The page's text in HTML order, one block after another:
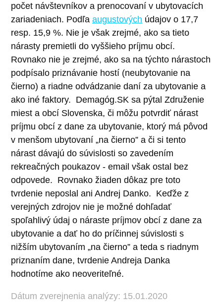
počet návštevníkov a prenocovaní v ubytovacích
zariadeniach. Podľa augustových údajov o 17,7
resp. 15,9 %. Nie je však zrejmé, ako sa tieto
nárasty premietli do vyššieho príjmu obcí.
Rovnako nie je zrejmé, ako sa na týchto nárastoch
podpísalo priznávanie hostí (neubytovanie na
čierno) a riadne odvádzanie daní za ubytovanie a
ako iné faktory. Demagóg.SK sa pýtal Združenie
miest a obcí Slovenska, či môžu potvrdiť nárast
príjmu obcí z dane za ubytovanie, ktorý má pôvod
v menšom ubytovaní „na čierno” a či si tento
nárast dávajú do súvislosti so zavedením
rekreačných poukazov - email však ostal bez
odpovede. Rovnako žiaden dôkaz pre toto
tvrdenie neposlal ani Andrej Danko. Keďže z
verejných zdrojov nie je možné dohľadať
spoľahlivý údaj o náraste príjmov obcí z dane za
ubytovanie a dať ho do príčinnej súvislosti s
nižším ubytovaním „na čierno” a teda s riadnym
priznaním dane, tvrdenie Andreja Danka
hodnotíme ako neoveriteľné.
Dátum zverejnenia analýzy: 15.01.2020